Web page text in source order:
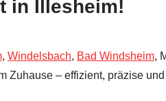
in Illesheim!
, Windelsbach, Bad Windsheim,
Zuhause – effizient, präzise